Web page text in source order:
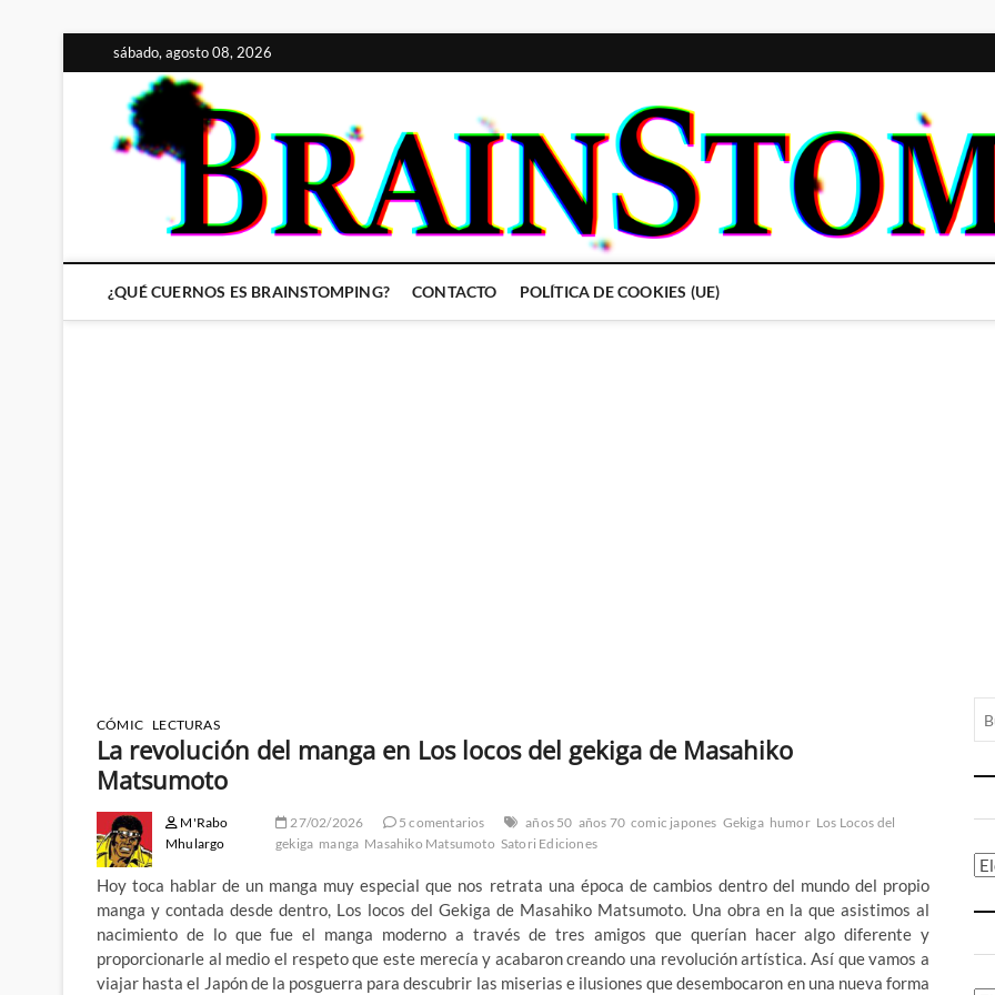
al
contenido
sábado, agosto 08, 2026
¿QUÉ CUERNOS ES BRAINSTOMPING? CONTACTO POLÍTICA DE COOKIES (UE)
CÓMIC LECTURAS
La revolución del manga en Los locos del gekiga de Masahiko
Matsumoto
M'Rabo
Mhulargo
27/02/2026 5 comentarios años 50 años 70 comic japones Gekiga humor Los Locos del
gekiga manga Masahiko Matsumoto Satori Ediciones
Hoy toca hablar de un manga muy especial que nos retrata una época de cambios dentro del mundo del propio
manga y contada desde dentro, Los locos del Gekiga de Masahiko Matsumoto. Una obra en la que asistimos al
nacimiento de lo que fue el manga moderno a través de tres amigos que querían hacer algo diferente y
proporcionarle al medio el respeto que este merecía y acabaron creando una revolución artística. Así que vamos a
viajar hasta el Japón de la posguerra para descubrir las miserias e ilusiones que desembocaron en una nueva forma